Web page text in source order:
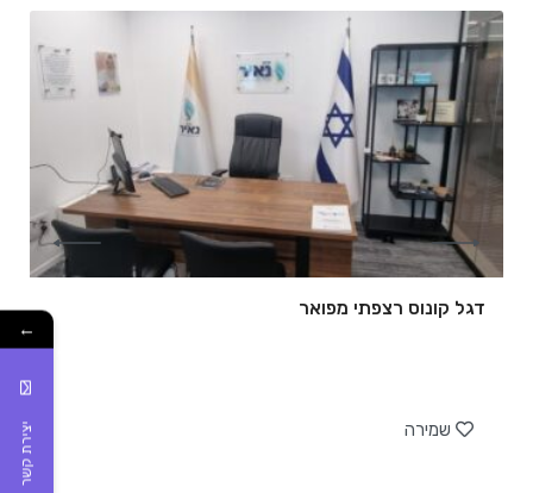
דגל קונוס רצפתי מפואר
שמירה
←
יצירת קשר